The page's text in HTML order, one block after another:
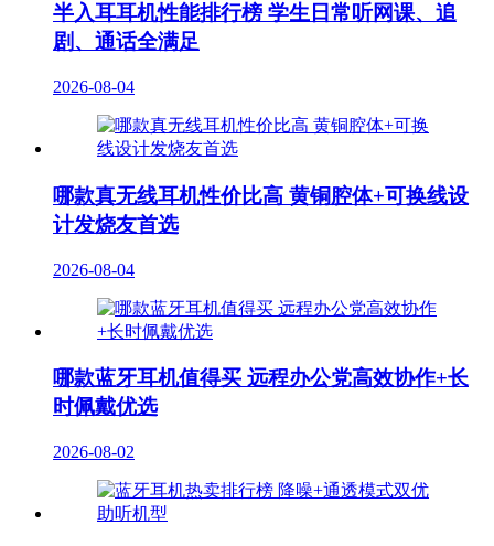
半入耳耳机性能排行榜 学生日常听网课、追
剧、通话全满足
2026-08-04
哪款真无线耳机性价比高 黄铜腔体+可换线设
计发烧友首选
2026-08-04
哪款蓝牙耳机值得买 远程办公党高效协作+长
时佩戴优选
2026-08-02